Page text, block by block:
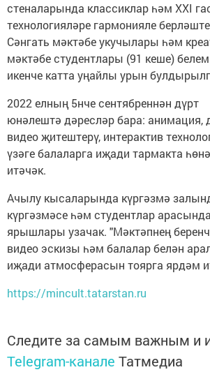
стеналарында классиклар һәм XXI
технологияләре гармонияле
Сәнгать мәктәбе укучылары һәм
мәктәбе студентлары (91 кеше)
икенче катта уңайлы урын
2022 елның 5нче сентябреннән дүрт
юнәлештә дәресләр бара: анимация,
видео җитештерү, интерактив
үзәге балаларга иҗади тармакта
итәчәк.
Ачылу кысаларында күргәзмә
күргәзмәсе һәм студентлар
ярышлары узачак. "Мәктәпнең
видео эскизы һәм балалар белән
иҗади атмосферасын тоярга ярдәм
https://mincult.tatarstan.ru
Следите за самым важным и
Telegram-канале Татмедиа